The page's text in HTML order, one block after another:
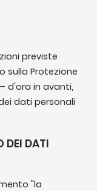
previste
sulla Protezione
– d'ora in avanti,
dati personali
DEI DATI
"la